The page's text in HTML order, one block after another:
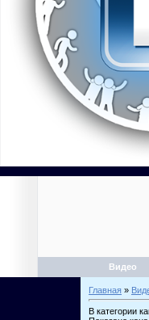
Видео
Главная »
В категории